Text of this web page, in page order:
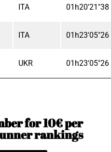
ITA 01h20'21"38
ITA 01h23'05"26
UKR 01h23'05"26
for 10€ per
rankings